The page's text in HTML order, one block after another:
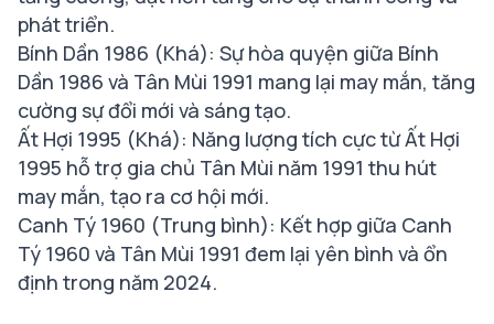
phát triển.
Bính Dần 1986 (Khá): Sự hòa quyện giữa Bính
Dần 1986 và Tân Mùi 1991 mang lại may mắn, tăng
cường sự đổi mới và sáng tạo.
Ất Hợi 1995 (Khá): Năng lượng tích cực từ Ất Hợi
1995 hỗ trợ gia chủ Tân Mùi năm 1991 thu hút
may mắn, tạo ra cơ hội mới.
Canh Tý 1960 (Trung bình): Kết hợp giữa Canh
Tý 1960 và Tân Mùi 1991 đem lại yên bình và ổn
định trong năm 2024.